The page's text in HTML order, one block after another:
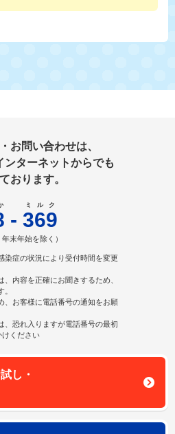
お問い合わせは、
ンターネットからでも
おります。
- 369
ミルク
末年始を除く）
症の状況により受付時間を変更
内容を正確にお聞きするため、
、お客様に電話番号の通知をお願
、恐れ入りますが電話番号の最初
けください
し・